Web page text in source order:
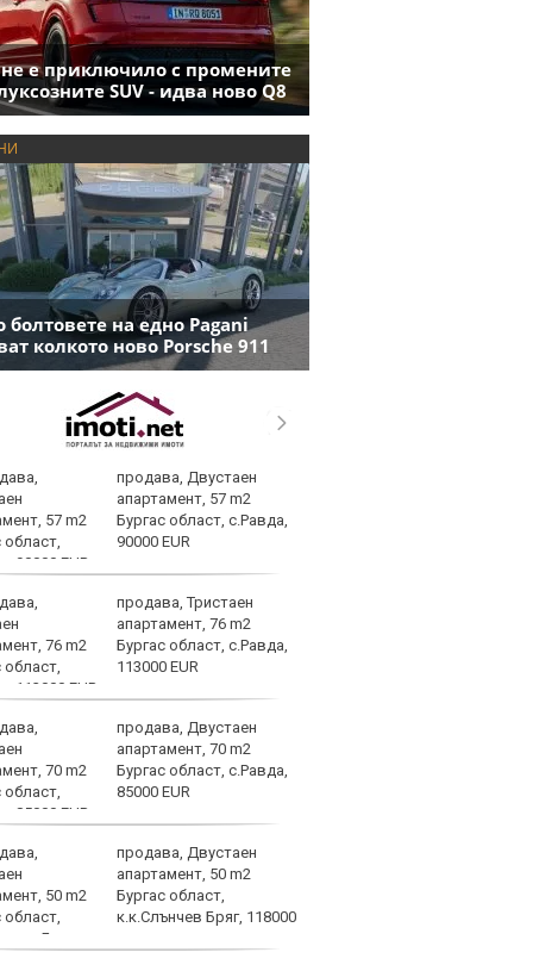
е приключило с промените
SUV - идва ново Q8
на едно Pagani
колкото ново Porsche 911
продава, Двустаен
апартамент, 57 m2
Бургас област, с.Равда,
90000 EUR
продава, Тристаен
апартамент, 76 m2
Бургас област, с.Равда,
113000 EUR
продава, Двустаен
апартамент, 70 m2
Бургас област, с.Равда,
85000 EUR
продава, Двустаен
апартамент, 50 m2
Бургас област,
к.к.Слънчев Бряг, 118000